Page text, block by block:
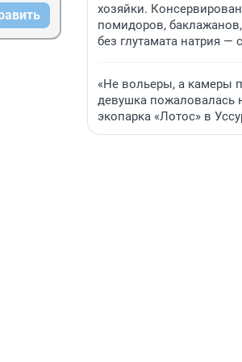
хозяйки.
помидоров,
без глутамата натрия —
«Не вольеры, а камеры
девушка пожаловалась
экопарка «Лотос» в